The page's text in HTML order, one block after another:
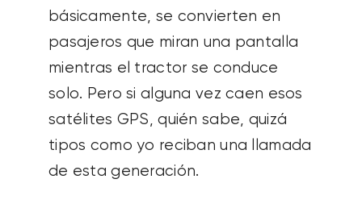
básicamente, se convierten en
pasajeros que miran una pantalla
mientras el tractor se conduce
solo. Pero si alguna vez caen esos
satélites GPS, quién sabe, quizá
tipos como yo reciban una llamada
de esta generación.